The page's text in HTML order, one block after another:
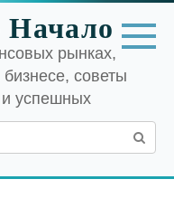
рынках,
советы
и успешных